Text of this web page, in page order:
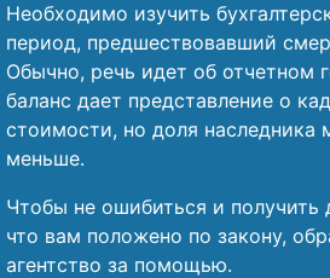
Необходимо изучить
период, предшествовавший
Обычно, речь идет об отчетном
баланс дает представление о
стоимости, но доля наследника
меньше.
Чтобы не ошибиться и получить
что вам положено по закону,
агентство за помощью.